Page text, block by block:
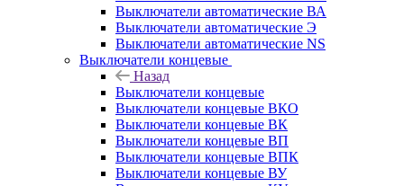
Выключатели автоматические ВА
Выключатели автоматические Э
Выключатели автоматические NS
Выключатели концевые
Назад
Выключатели концевые
Выключатели концевые ВКО
Выключатели концевые ВК
Выключатели концевые ВП
Выключатели концевые ВПК
Выключатели концевые ВУ